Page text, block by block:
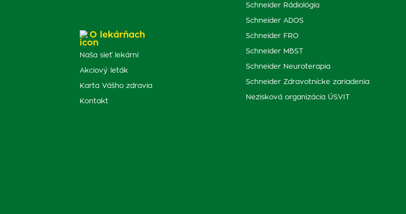
O lekárňach
Naša sieť lekární
Akciový leták
Karta Vášho zdravia
Kontakt
Schneider Rádiológia
Schneider ADOS
Schneider FRO
Schneider MBST
Schneider Neuroterapia
Schneider Zdravotnícke zariadenia
Nezisková organizácia ÚSVIT